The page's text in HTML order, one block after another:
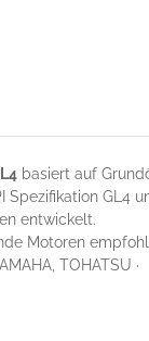
basiert auf
GL4
entwickelt.
Motoren
TOHATSU ·